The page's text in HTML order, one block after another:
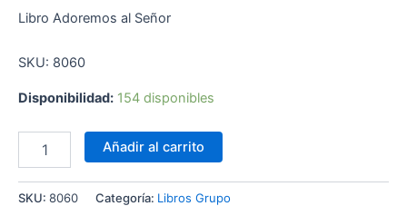
Libro Adoremos al Señor
SKU: 8060
Disponibilidad: 154 disponibles
Añadir al carrito
SKU: 8060 Categoría: Libros Grupo